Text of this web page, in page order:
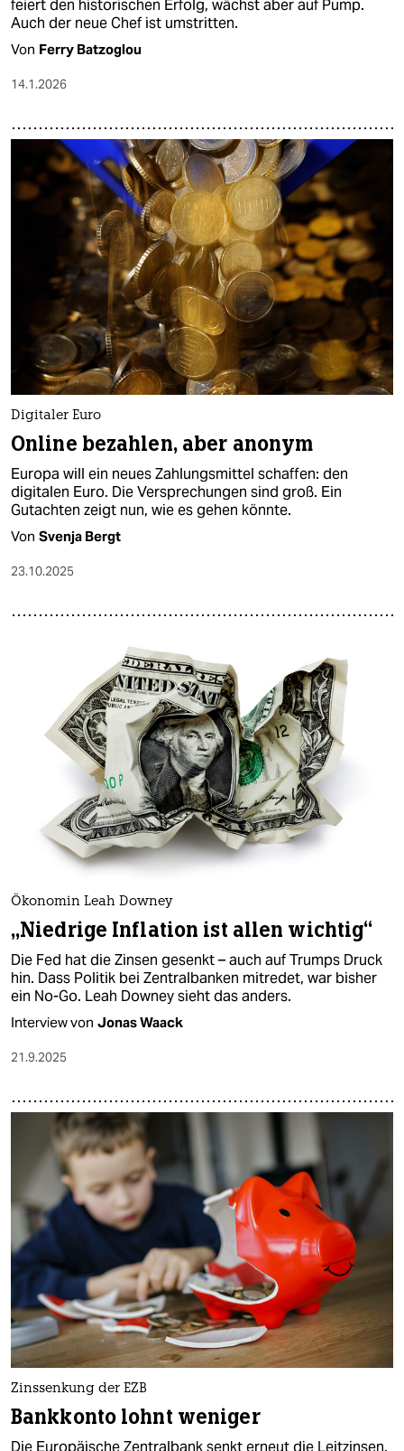
feiert den historischen Erfolg, wächst aber auf Pump.
Auch der neue Chef ist umstritten.
Von Ferry Batzoglou
14.1.2026
Digitaler Euro
Online bezahlen, aber anonym
Europa will ein neues Zahlungsmittel schaffen: den
digitalen Euro. Die Versprechungen sind groß. Ein
Gutachten zeigt nun, wie es gehen könnte.
Von Svenja Bergt
23.10.2025
Ökonomin Leah Downey
„Niedrige Inflation ist allen wichtig“
Die Fed hat die Zinsen gesenkt – auch auf Trumps Druck
hin. Dass Politik bei Zentralbanken mitredet, war bisher
ein No-Go. Leah Downey sieht das anders.
Interview von Jonas Waack
21.9.2025
Zinssenkung der EZB
Bankkonto lohnt weniger
Die Europäische Zentralbank senkt erneut die Leitzinsen.